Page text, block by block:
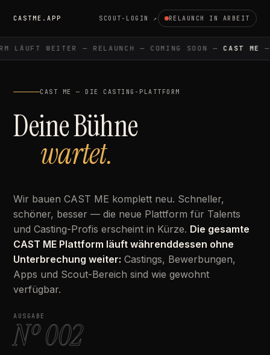
CASTME.APP SCOUT-LOGIN ↗ RELAUNCH IN ARBEIT
LÄUFT WEITER — RELAUNCH — COMING SOON — CAST ME—
CAST ME — DIE CASTING-PLATTFORM
Deine Bühne
wartet.
Wir bauen CAST ME komplett neu. Schneller,
schöner, besser — die neue Plattform für Talents
und Casting-Profis erscheint in Kürze. Die gesamte
CAST ME Plattform läuft währenddessen ohne
Unterbrechung weiter: Castings, Bewerbungen,
Apps und Scout-Bereich sind wie gewohnt
verfügbar.
AUSGABE
Nº 002